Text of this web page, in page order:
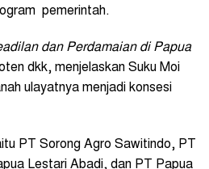
pemerintah.
dan Perdamaian di Papua
dkk, menjelaskan Suku Moi
ulayatnya menjadi konsesi
PT Sorong Agro Sawitindo, PT
Lestari Abadi, dan PT Papua